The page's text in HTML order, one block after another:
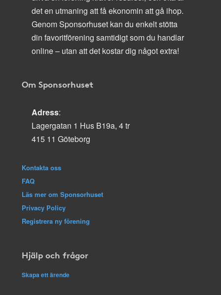
det en utmaning att få ekonomin att gå ihop.
Genom Sponsorhuset kan du enkelt stötta
din favoritförening samtidigt som du handlar
online – utan att det kostar dig något extra!
Om Sponsorhuset
Adress:
Lagergatan 1 Hus B19a, 4 tr
415 11 Göteborg
Kontakta oss
FAQ
Läs mer om Sponsorhuset
Privacy Policy
Registrera ny förening
Hjälp och frågor
Skapa ett ärende